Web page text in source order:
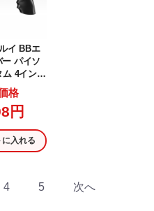
イ BBエ
パイソ
ム 4インチ
ル (10歳
格
円
入れる
4 5 次へ